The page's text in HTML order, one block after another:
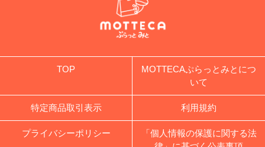
TOP
MOTTECAぷらっとみとにつ
いて
特定商品取引表示 利用規約
プライバシーポリシー
「個人情報の保護に関する法